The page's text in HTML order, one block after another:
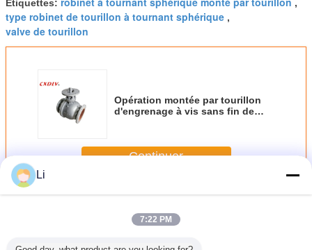
Étiquettes: ,
type robinet de tourillon à tournant sphérique ,
valve de tourillon
Opération montée par tourillon
d'engrenage à vis sans fin de
Continuer
PlusRobinet à tournant sphérique à tourillon
Li
7:22 PM